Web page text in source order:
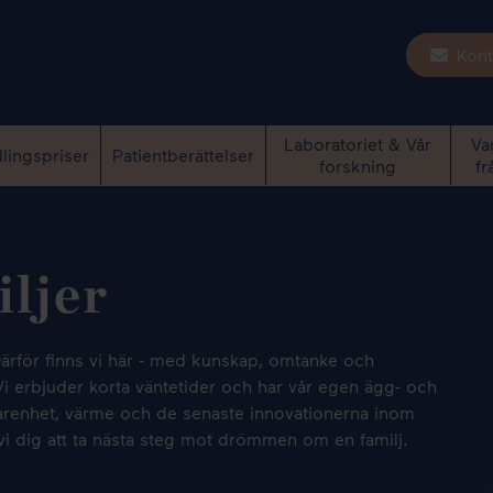
och
Spermiefrysning
ICSI
MikroTESE
Rådgivning
Patientberättelser
Laboratoriet & Vår
forskning
finns vi här - med kunskap, omtanke och
erbjuder korta väntetider och har vår egen ägg- och
värme och de senaste innovationerna inom
dig att ta nästa steg mot drömmen om en familj.